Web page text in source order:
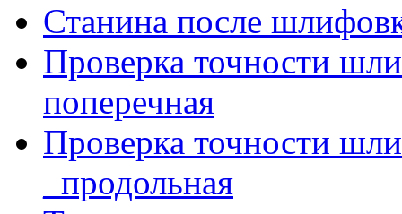
Станина после
Проверка точности
поперечная
Проверка точности
_продольная